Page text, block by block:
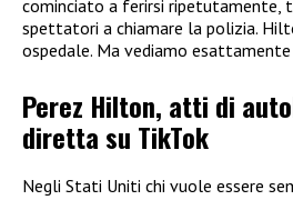
cominciato a ferirsi ripetutamente,
spettatori a chiamare la polizia.
ospedale. Ma vediamo esattamente
Perez Hilton, atti di
diretta su TikTok
Negli Stati Uniti chi vuole essere